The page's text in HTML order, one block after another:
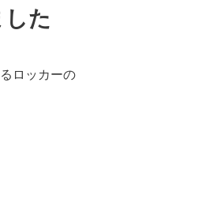
た
ロッカーの